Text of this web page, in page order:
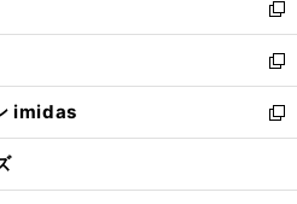
く
で
開
く
ド
ウ
で
開
く
ィ
ン
ド
ウ
で
開
い
ウ
ィ
ン
ド
ウ
開
新
し
い
ウ
ィ
ン
ウ
新
し
い
ウ
ン
imidas
新
し
ウ